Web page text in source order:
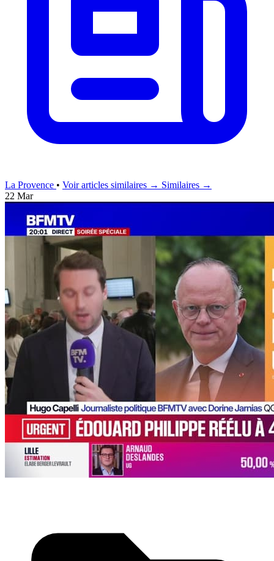
La Provence • Voir articles similaires → Similaires →
22 Mar